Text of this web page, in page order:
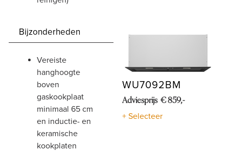
Bijzonderheden
vereiste
hanghoogte
boven
gaskookplaat
minimaal 65 cm
en inductie- en
keramische
kookplaten
WU7092BM
Adviesprijs € 859,-
+ Selecteer